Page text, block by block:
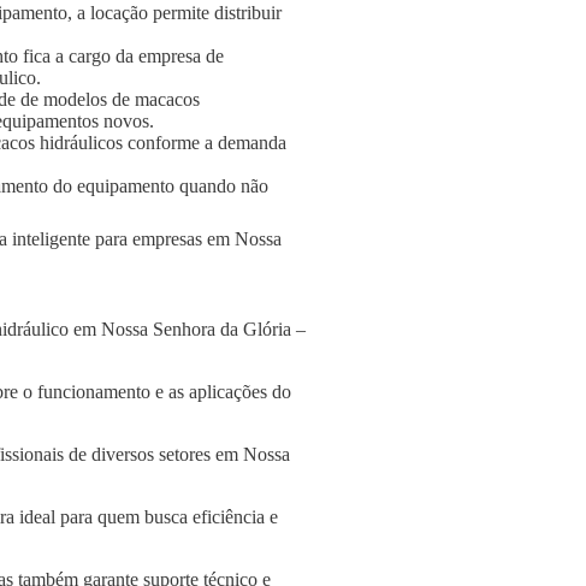
a locação permite distribuir
fica a cargo da empresa de
de modelos de macacos
novos.
hidráulicos conforme a demanda
do equipamento quando não
para empresas em Nossa
em Nossa Senhora da Glória –
o funcionamento e as aplicações do
de diversos setores em Nossa
ideal para quem busca eficiência e
também garante suporte técnico e